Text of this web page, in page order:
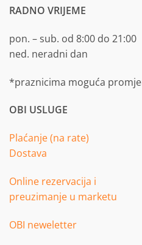
RADNO VRIJEME
pon. – sub. od 8:00 do 21:00
ned. neradni dan
*praznicima moguća
OBI USLUGE
Plaćanje (na rate)
Dostava
Online rezervacija i
preuzimanje u marketu
OBI neweletter